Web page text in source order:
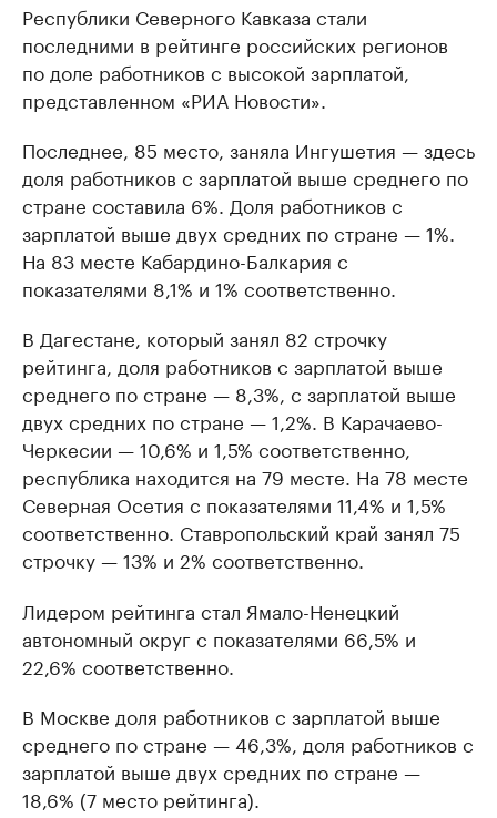
Республики Северного Кавказа стали
последними в рейтинге российских регионов
по доле работников с высокой зарплатой,
представленном «РИА Новости».
Последнее, 85 место, заняла Ингушетия — здесь
доля работников с зарплатой выше среднего по
стране составила 6%. Доля работников с
зарплатой выше двух средних по стране — 1%.
На 83 месте Кабардино-Балкария с
показателями 8,1% и 1% соответственно.
В Дагестане, который занял 82 строчку
рейтинга, доля работников с зарплатой выше
среднего по стране — 8,3%, с зарплатой выше
двух средних по стране — 1,2%. В Карачаево-
Черкесии — 10,6% и 1,5% соответственно,
республика находится на 79 месте. На 78 месте
Северная Осетия с показателями 11,4% и 1,5%
соответственно. Ставропольский край занял 75
строчку — 13% и 2% соответственно.
Лидером рейтинга стал Ямало-Ненецкий
автономный округ с показателями 66,5% и
22,6% соответственно.
В Москве доля работников с зарплатой выше
среднего по стране — 46,3%, доля работников с
зарплатой выше двух средних по стране —
18,6% (7 место рейтинга).